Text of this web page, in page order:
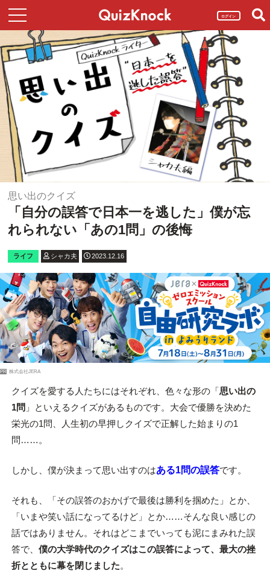
ログイン
思い出のクイズ
「自分の誤答で日本一を逃した」僕が忘
れられない「あの1問」の後悔
ライフ シャカ夫 2023.12.16
PR 株式会社JERA
クイズを愛する人たちにはそれぞれ、色々な形の「思い出の
1問 」といえるクイズがあるものです。大会で優勝を決めた
栄光の1問、人生初の早押しクイズで正解した始まりの1
問……。
しかし、僕が決まって思い出すのはある1問の誤答です。
それも、「その誤答のおかげで最後は勝利を掴めた」とか、
「いまや笑い話になってるけど」とか……そんな良い感じの
話ではありません。それはどこまでいっても泥にまみれた誤
答で、 僕の大学時代のクイズはこの誤答によって、最大の挫
折とともに幕を閉じました。